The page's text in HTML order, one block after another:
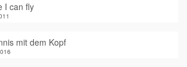
I can fly
mit dem Kopf